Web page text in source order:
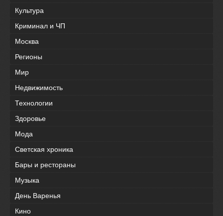
Культура
Криминал и ЧП
Москва
Регионы
Мир
Недвижимость
Технологии
Здоровье
Мода
Светская хроника
Бары и рестораны
Музыка
День Варенья
Кино